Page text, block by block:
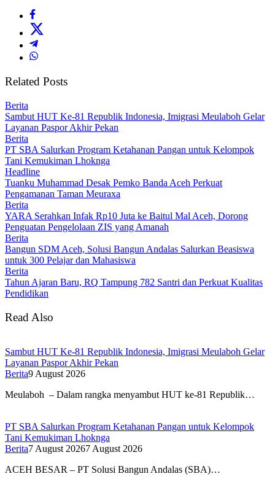
Related Posts
Berita
Sambut HUT Ke-81 Republik Indonesia, Imigrasi Meulaboh Gelar
Layanan Paspor Akhir Pekan
Berita
PT SBA Salurkan Program Ketahanan Pangan untuk Kelompok
Tani Kemukiman Lhoknga
Headline
Tuanku Muhammad Desak Pemko Banda Aceh Perkuat
Pengamanan Taman Meuraxa
Berita
YARA Serahkan Infak Rp10 Juta ke Baitul Mal Aceh, Dorong
Penguatan Pengelolaan ZIS yang Amanah
Berita
Bangun SDM Aceh, Solusi Bangun Andalas Salurkan Beasiswa
untuk 300 Pelajar dan Mahasiswa
Berita
Tahun Ajaran Baru, RQ Tampung 782 Santri dan Perkuat Kualitas
Pendidikan
Read Also
Sambut HUT Ke-81 Republik Indonesia, Imigrasi Meulaboh Gelar
Layanan Paspor Akhir Pekan
Berita9 August 2026
Meulaboh – Dalam rangka menyambut HUT ke-81 Republik…
PT SBA Salurkan Program Ketahanan Pangan untuk Kelompok
Tani Kemukiman Lhoknga
Berita7 August 20267 August 2026
ACEH BESAR – PT Solusi Bangun Andalas (SBA)…